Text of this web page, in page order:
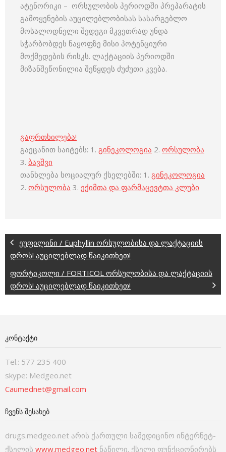
ატენორიკი – ორსულობის პერიოდში პრეპარატის
გამოყენების აუცილებლობისას სასარგებლო
მოსალოდნელი შედეგი მკვეთრად უნდა
სჭარბობდეს ნაყოფზე მისი პოტენციური
მოქმედების რისკს. ლაქტაციის პერიოდში
მიზანშეწონილია შეწყდეს ძუძუთი კვება.
გაფრთხილება!
გაეცანით საიტებს: 1. გინეკოლოგია 2. ორსულობა
3. ბავშვი
თანხლება სოციალურ ქსელებში: 1. გინეკოლოგია
2. ორსულობა 3. ექიმთა და ფარმაცევტთა კლუბი
ეუფილინი / Euphyllin ორსულობისა და ლაქტაციის
დროს! აუცილებლად წაიკითხეთ!
ფორტიკოლი / FORTICOL ორსულობისა და ლაქტაციის
დროს! აუცილებლად წაიკითხეთ!
ᲙᲝᲜᲢᲐᲥᲢᲘ
Tel.: 577 235 400
skype: Medgeo.net
Caumednet@gmail.com
ᲩᲕᲔᲜᲡ ᲨᲔᲡᲐᲮᲔᲑ
drugs.medgeo.net არის ქართული სამედიცინო ინტერნეტ-
ქსელის www.medgeo.net ნაწილი. ქსელი ფუნქციონირებს